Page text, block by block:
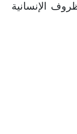
الإنسانية